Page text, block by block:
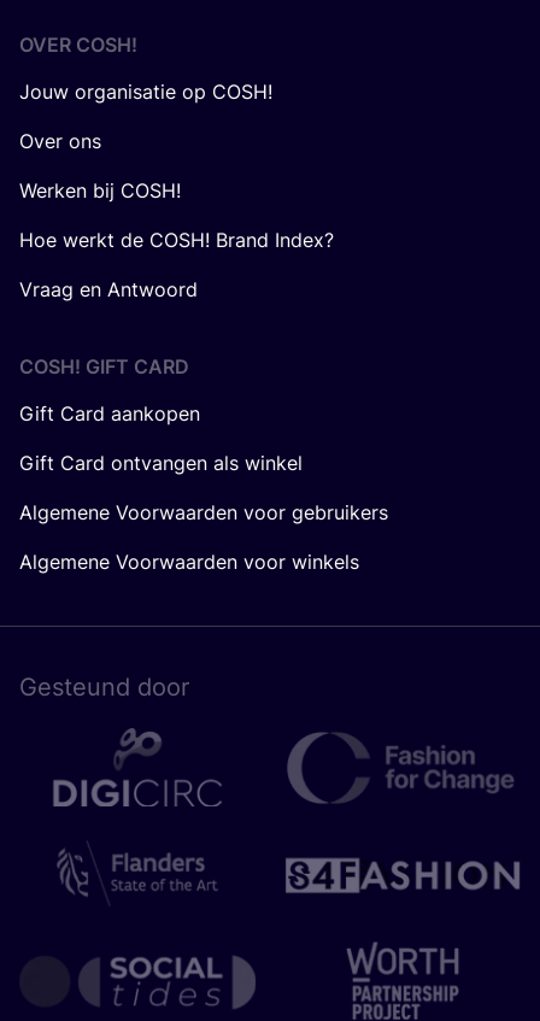
OVER COSH!
Jouw organisatie op COSH!
Over ons
Werken bij COSH!
Hoe werkt de COSH! Brand Index?
Vraag en Antwoord
COSH! GIFT CARD
Gift Card aankopen
Gift Card ontvangen als winkel
Algemene Voorwaarden voor gebruikers
Algemene Voorwaarden voor winkels
Gesteund door